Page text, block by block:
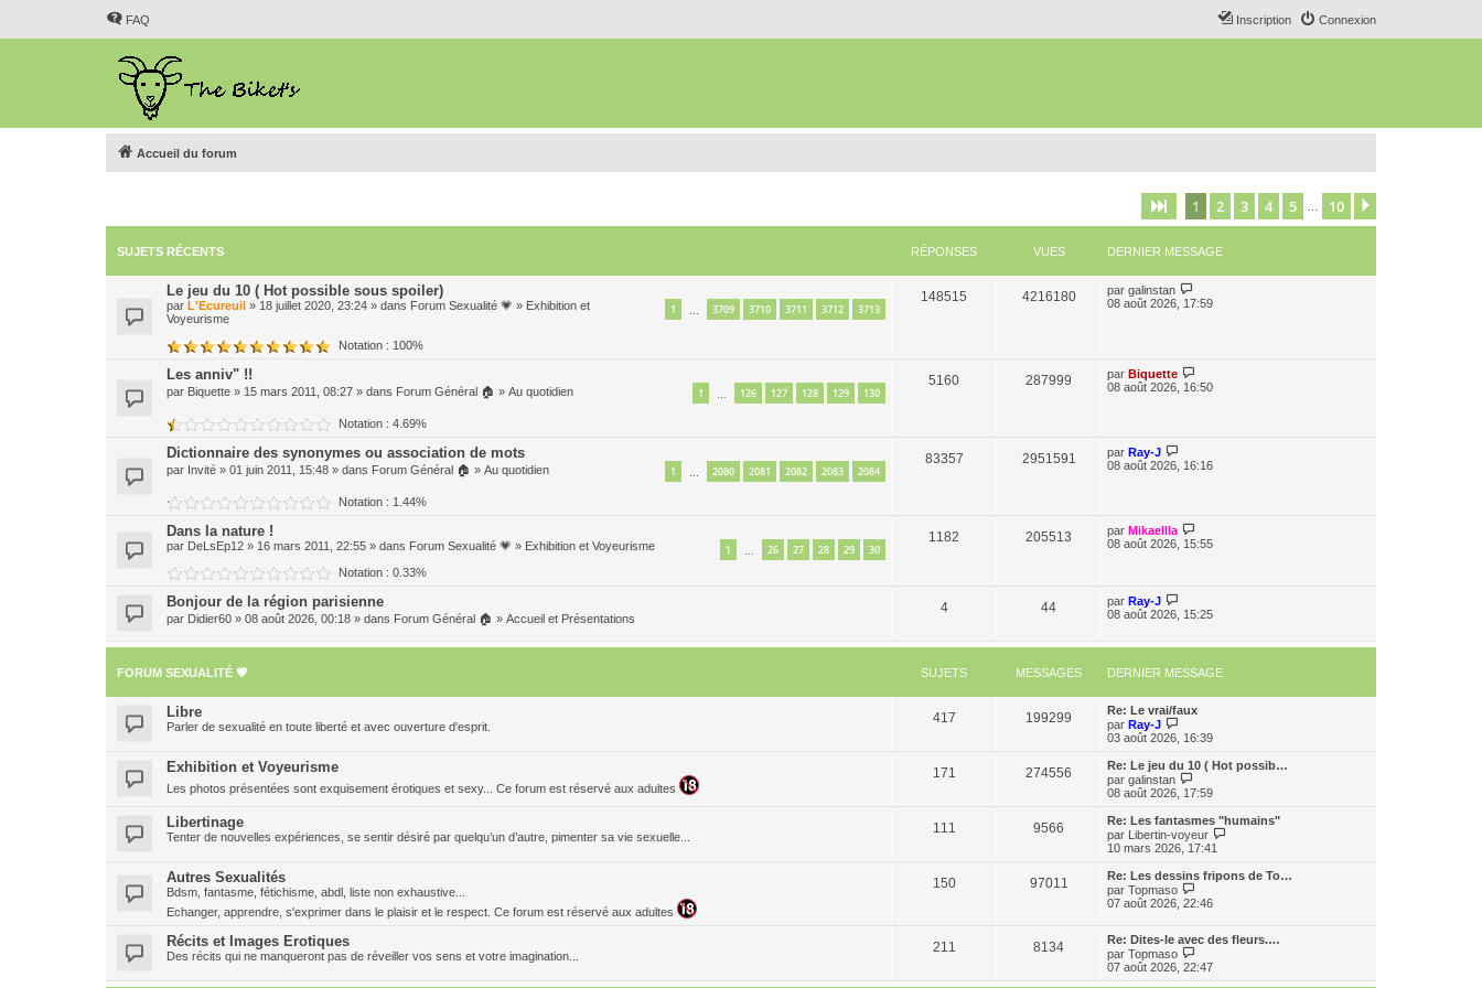
FAQ Connexion
Inscription
Accueil du forum
Page sur10
1 2 3 4 5 10
SUJETS RÉCENTS RÉPONSES VUES DERNIER MESSAGE
Le jeu du 10 ( Hot possible sous spoiler)
1 3709 3710 3711 3712 3713
par L'Ecureuil » 18 juillet 2020, 23:24 » dans Forum Sexualité 💗 » Exhibition et
Voyeurisme
Notation : 100%
148515 4216180 par galinstan
08 août 2026, 17:59
Les anniv" !!
1 126 127 128 129 130
par Biquette » 15 mars 2011, 08:27 » dans Forum Général 🏠 » Au quotidien
Notation : 4.69%
5160 287999 par Biquette
08 août 2026, 16:50
Dictionnaire des synonymes ou association de mots
1 2080 2081 2082 2083 2084
par Invité » 01 juin 2011, 15:48 » dans Forum Général 🏠 » Au quotidien
Notation : 1.44%
83357 2951591 par Ray-J
08 août 2026, 16:16
Dans la nature !
1 26 27 28 29 30
par DeLsEp12 » 16 mars 2011, 22:55 » dans Forum Sexualité 💗 » Exhibition et Voyeurisme
Notation : 0.33%
1182 205513 par Mikaellla
08 août 2026, 15:55
Bonjour de la région parisienne
par Didier60 » 08 août 2026, 00:18 » dans Forum Général 🏠 » Accueil et Présentations
4 44 par Ray-J
08 août 2026, 15:25
FORUM SEXUALITÉ 💗 SUJETS MESSAGES DERNIER MESSAGE
Libre
Parler de sexualité en toute liberté et avec ouverture d'esprit.
417 199299
Re: Le vrai/faux
par Ray-J
o
s
u
l
r
l
e
e
r
n
r
m
e
03 août 2026, 16:39
Exhibition et Voyeurisme
Les photos présentées sont exquisement érotiques et sexy... Ce forum est réservé aux adultes
171 274556
Re: Le jeu du 10 ( Hot possib…
par galinstan
o
s
u
l
t
r
l
e
e
n
i
08 août 2026, 17:59
Libertinage
Tenter de nouvelles expériences, se sentir désiré par quelqu’un d’autre, pimenter sa vie sexuelle...
111 9566
Re: Les fantasmes "humains"
par Libertin-voyeur
s
r
10 mars 2026, 17:41
Autres Sexualités
Bdsm, fantasme, fétichisme, abdl, liste non exhaustive...
Echanger, apprendre, s'exprimer dans le plaisir et le respect. Ce forum est réservé aux adultes
150 97011
Re: Les dessins fripons de To…
par Topmaso
o
u
t
e
07 août 2026, 22:46
Récits et Images Erotiques
Des récits qui ne manqueront pas de réveiller vos sens et votre imagination...
211 8134
Re: Dites-le avec des fleurs.…
par Topmaso
o
07 août 2026, 22:47